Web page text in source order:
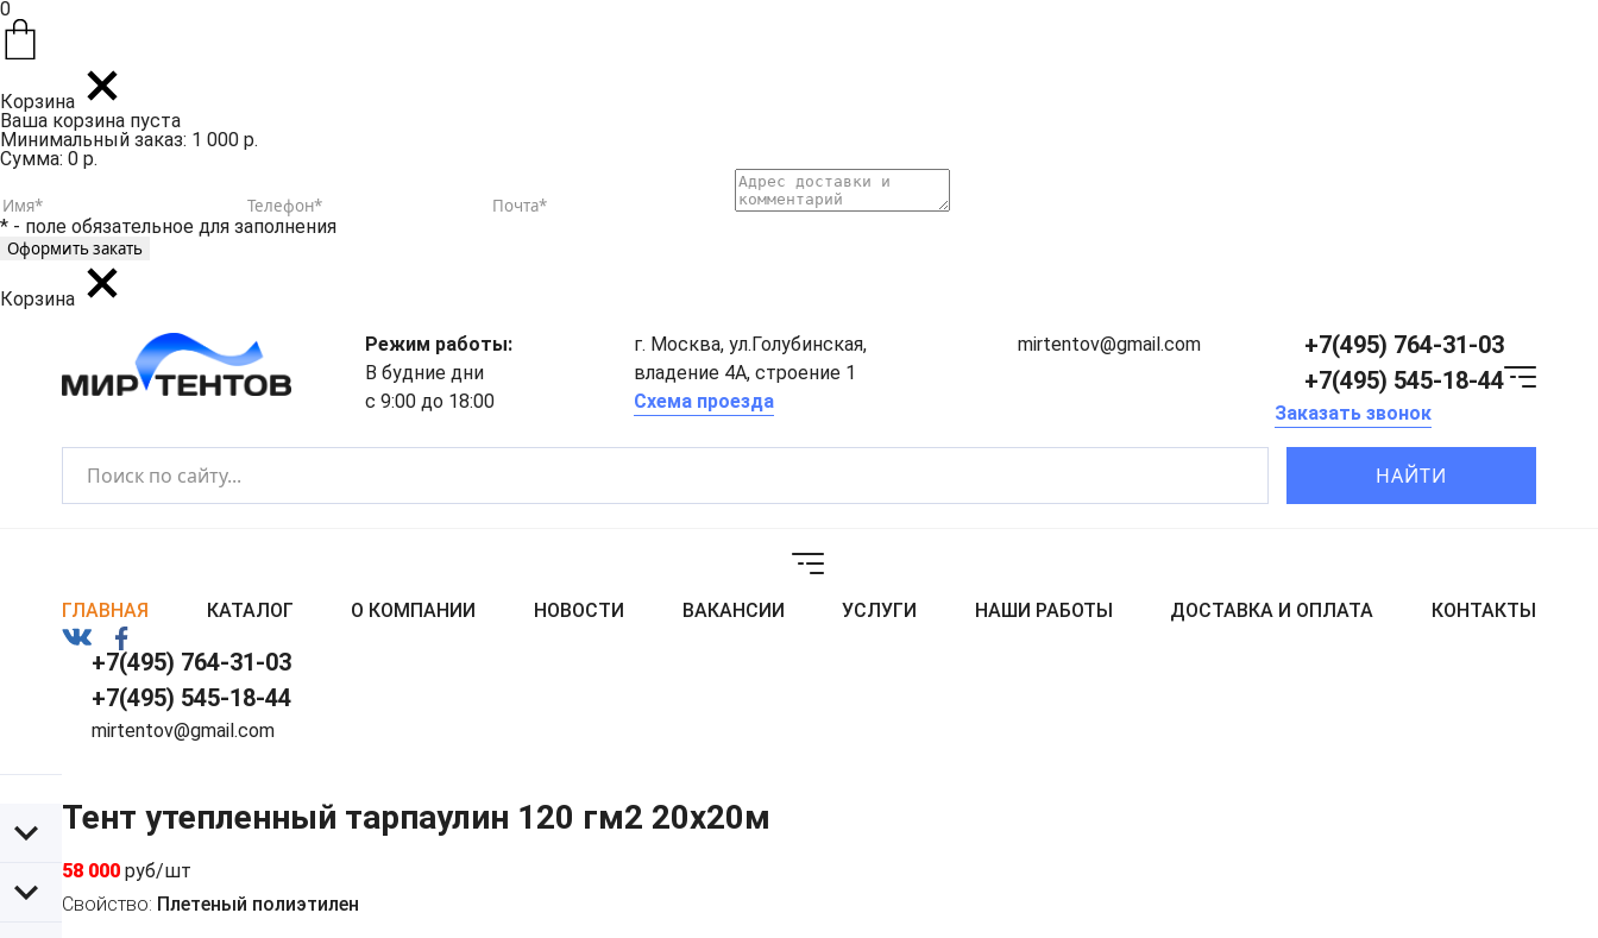
0
Корзина
Ваша корзина пуста
Минимальный заказ: 1 000 р.
Сумма: 0 р.
* - поле обязательное для заполнения
Корзина
Режим работы:
В будние дни
с 9:00 до 18:00
г. Москва, ул.Голубинская,
владение 4А, строение 1
Схема проезда
mirtentov@gmail.com
+7(495) 764-31-03
+7(495) 545-18-44
Заказать звонок
НАЙТИ
ГЛАВНАЯ КАТАЛОГ О КОМПАНИИ НОВОСТИ ВАКАНСИИ УСЛУГИ НАШИ РАБОТЫ ДОСТАВКА И ОПЛАТА КОНТАКТЫ
+7(495) 764-31-03
+7(495) 545-18-44
mirtentov@gmail.com
Тент утепленный тарпаулин 120 гм2 20х20м
58 000 руб/шт
Свойство: Плетеный полиэтилен